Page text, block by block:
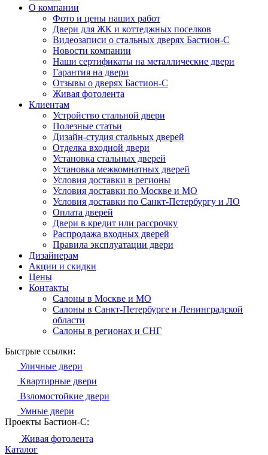
О компании
Фото и цены наших работ
Двери для ЖК и коттеджных поселков
Видеозаписи о стальных дверях Бастион-С
Новости компании
Наши сертификаты на металлические двери
Гарантия на двери
Отзывы о дверях Бастион-С
Живая фотолента
Клиентам
Устройство стальной двери
Полезные статьи
Дизайн-студия стальных дверей
Отделка входной двери
Установка стальных дверей
Установка межкомнатных дверей
Условия доставки в регионы
Условия доставки по Москве и МО
Условия доставки по Санкт-Петербургу и ЛО
Оплата дверей
Двери в кредит или рассрочку
Распродажа входных дверей
Правила эксплуатации двери
Дизайнерам
Акции и скидки
Цены
Контакты
Салоны в Москве и МО
Салоны в Санкт-Петербурге и Ленинградской
области
Салоны в регионах и СНГ
Быстрые ссылки:
Уличные двери
Квартирные двери
Взломостойкие двери
Умные двери
Проекты Бастион-С:
Живая фотолента
Каталог